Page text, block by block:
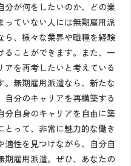
分が何をしたいのか、どの業
ていない人には無期雇用派
ら、様々な業界や職種を経験
ることができます。また、一
を再考したいと考えている
無期雇用派遣なら、新たな
分のキャリアを再構築する
分自身のキャリアを自由に築
とって、非常に魅力的な働き
性を見つけながら、自分自
期雇用派遣。ぜひ、あなたの